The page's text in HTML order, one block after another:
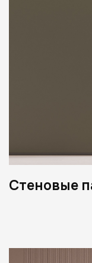
Стеновые